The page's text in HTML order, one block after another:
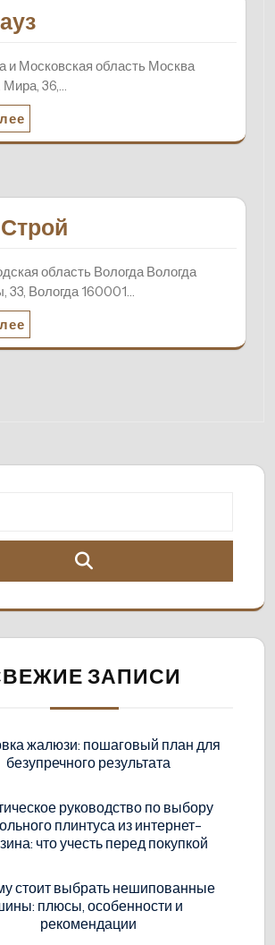
и Московская область Москва
36,…
область Вологда Вологда
Вологда 160001…
ЗАПИСИ
жалюзи: пошаговый план для
безупречного результата
руководство по выбору
плинтуса из интернет-
что учесть перед покупкой
стоит выбрать нешипованные
плюсы, особенности и
рекомендации